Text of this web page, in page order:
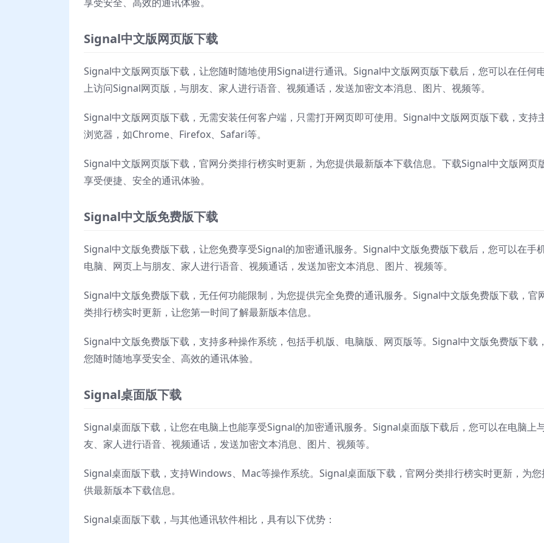
Signal中文版网页版下载
Signal中文版网页版下载，让您随时随地使用Signal进行通讯。Signal中文版网页版下载后，您可以在任何
上访问Signal网页版，与朋友、家人进行语音、视频通话，发送加密文本消息、图片、视频等。
Signal中文版网页版下载，无需安装任何客户端，只需打开网页即可使用。Signal中文版网页版下载，支持
浏览器，如Chrome、Firefox、Safari等。
Signal中文版网页版下载，官网分类排行榜实时更新，为您提供最新版本下载信息。下载Signal中文版网页
享受便捷、安全的通讯体验。
Signal中文版免费版下载
Signal中文版免费版下载，让您免费享受Signal的加密通讯服务。Signal中文版免费版下载后，您可以在手机
电脑、网页上与朋友、家人进行语音、视频通话，发送加密文本消息、图片、视频等。
Signal中文版免费版下载，无任何功能限制，为您提供完全免费的通讯服务。Signal中文版免费版下载，官
类排行榜实时更新，让您第一时间了解最新版本信息。
Signal中文版免费版下载，支持多种操作系统，包括手机版、电脑版、网页版等。Signal中文版免费版下载
您随时随地享受安全、高效的通讯体验。
Signal桌面版下载
Signal桌面版下载，让您在电脑上也能享受Signal的加密通讯服务。Signal桌面版下载后，您可以在电脑上
友、家人进行语音、视频通话，发送加密文本消息、图片、视频等。
Signal桌面版下载，支持Windows、Mac等操作系统。Signal桌面版下载，官网分类排行榜实时更新，为您
供最新版本下载信息。
Signal桌面版下载，与其他通讯软件相比，具有以下优势：